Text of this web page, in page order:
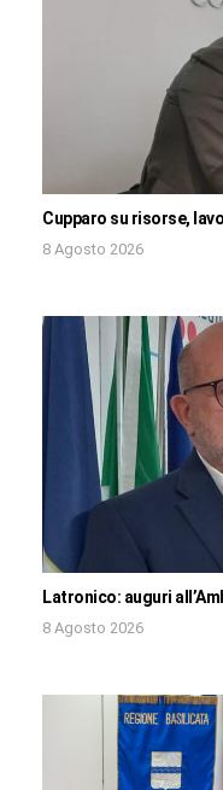
Cupparo su risorse,
8 Agosto 2026
Latronico: auguri
8 Agosto 2026